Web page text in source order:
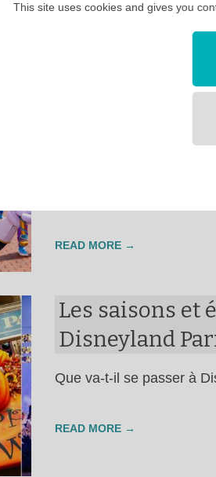
READ MORE →
Les saisons et
Disneyland
Que va-t-il se passer à
READ MORE →
This site uses cookies and gives you